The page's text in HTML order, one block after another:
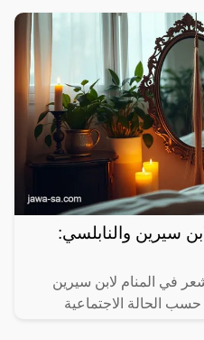
سيرين والنابلسي:
في المنام لابن سيرين
حسب الحالة الاجتماعية